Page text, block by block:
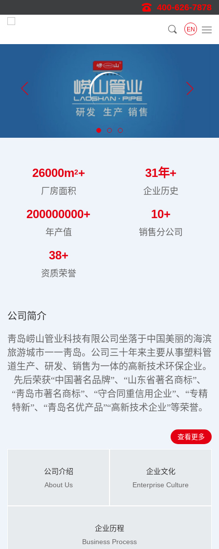
400-626-7878
EN
26000m2+
厂房面积
31年+
企业历史
200000000+
年产值
10+
销售分公司
38+
资质荣誉
公司简介
靑岛崂山管业科技有限公司坐落于中国美丽的海滨
旅游城市一一靑岛。公司三十年来主要从事塑料管
道生产、研发、销售为一体的高新技术环保企业。
先后荣获“中国著名品牌”、“山东省著名商标”、
“靑岛市著名商标”、“守合同重信用企业”、“专精
特新”、“青岛名优产品”“高新技术企业”等荣誉。
查看更多
公司介绍
About Us
企业文化
Enterprise Culture
企业历程
Business Process